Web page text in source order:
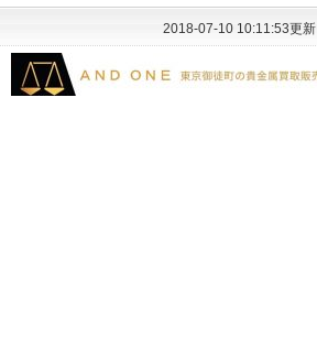
2018-07-10 10:11:53更新